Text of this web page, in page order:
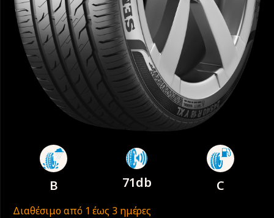
B 71db C
Διαθέσιμο από 1 έως 3 ημέρες